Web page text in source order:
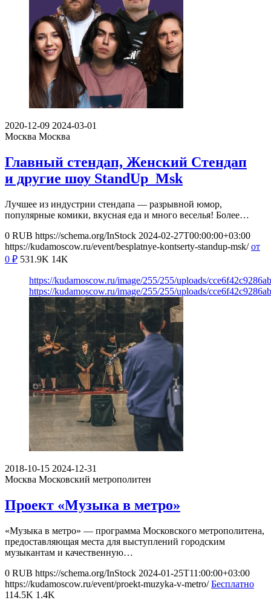
2020-12-09 2024-03-01
Москва Москва
Главный стендап, Женский Стендап
и другие шоу StandUp_Msk
Лучшее из индустрии стендапа — разрывной юмор,
популярные комики, вкусная еда и много веселья! Более…
0 RUB https://schema.org/InStock 2024-02-27T00:00:00+03:00
https://kudamoscow.ru/event/besplatnye-kontserty-standup-msk/ от
0 ₽ 531.9K 14K
https://kudamoscow.ru/image/255/255/uploads/
https://kudamoscow.ru/image/255/255/uploads/
2018-10-15 2024-12-31
Москва Московский метрополитен
Проект «Музыка в метро»
«Музыка в метро» — программа Московского метрополитена,
предоставляющая места для выступлений городским
музыкантам и качественную…
0 RUB https://schema.org/InStock 2024-01-25T11:00:00+03:00
https://kudamoscow.ru/event/proekt-muzyka-v-metro/ Бесплатно
114.5K 1.4K